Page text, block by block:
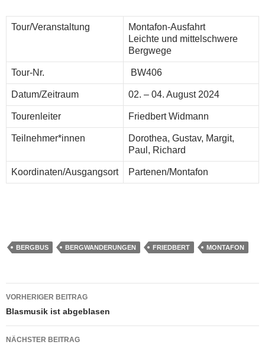
Tour/Veranstaltung
Montafon-Ausfahrt
Leichte und mittelschwere
Bergwege
Tour-Nr. BW406
Datum/Zeitraum 02. – 04. August 2024
Tourenleiter Friedbert Widmann
Teilnehmer*innen
Dorothea, Gustav, Margit,
Paul, Richard
Koordinaten/Ausgangsort Partenen/Montafon
BERGBUS BERGWANDERUNGEN FRIEDBERT MONTAFON
Beitragsnavigation
VORHERIGER BEITRAG
Blasmusik ist abgeblasen
NÄCHSTER BEITRAG